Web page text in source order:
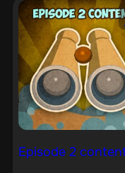
Episode 2